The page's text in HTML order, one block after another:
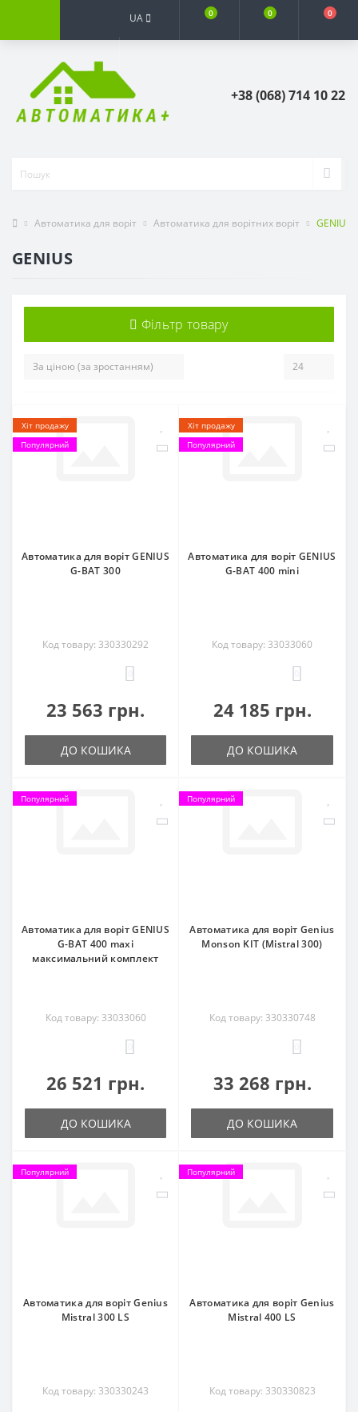
UA 0 0 0
+38 (068) 714 10 22
Автоматика для воріт Автоматика для ворітних воріт GENIUS
GENIUS
Фільтр товару
Хіт продажу
Популярний
Автоматика для воріт GENIUS
G-BAT 300
Код товару: 330330292
23 563 грн.
ДО КОШИКА
Хіт продажу
Популярний
Автоматика для воріт GENIUS
G-BAT 400 mini
Код товару: 33033060
24 185 грн.
ДО КОШИКА
Популярний
Автоматика для воріт GENIUS
G-BAT 400 maxi
максимальний комплект
Код товару: 33033060
26 521 грн.
ДО КОШИКА
Популярний
Автоматика для воріт Genius
Monson KIT (Mistral 300)
Код товару: 330330748
33 268 грн.
ДО КОШИКА
Популярний
Автоматика для воріт Genius
Mistral 300 LS
Код товару: 330330243
Популярний
Автоматика для воріт Genius
Mistral 400 LS
Код товару: 330330823